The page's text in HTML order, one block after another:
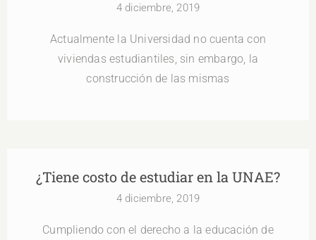
4 diciembre, 2019
Actualmente la Universidad no cuenta con
viviendas estudiantiles, sin embargo, la
construcción de las mismas
¿Tiene costo de estudiar en la UNAE?
4 diciembre, 2019
Cumpliendo con el derecho a la educación de